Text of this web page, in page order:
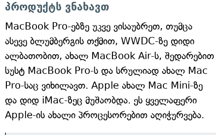
პროდუქტს ვნახავთ
MacBook Pro-ებზე უკვე ვისაუბრეთ, თუმცა
ასევე ბლუმბერგის თქმით, WWDC-ზე დიდი
ალბათობით, ახალ MacBook Air-ს, შედარებით
სუსტ MacBook Pro-ს და სრულიად ახალ Mac
Pro-საც ვიხილავთ. Apple ახალ Mac Mini-ზე
და დიდ iMac-ზეც მუშაობდა. ეს ყველაფერი
Apple-ის ახალი პროცესორებით აღიჭურვება.